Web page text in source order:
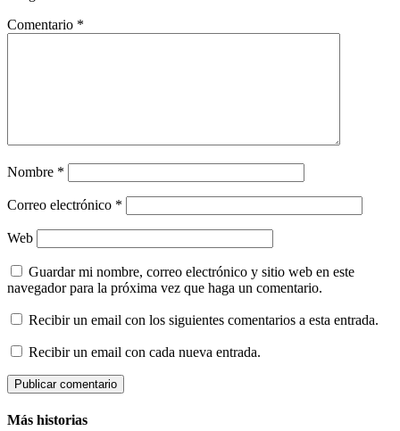
Comentario *
Nombre *
Correo electrónico *
Web
Guardar mi nombre, correo electrónico y sitio web en este
navegador para la próxima vez que haga un comentario.
Recibir un email con los siguientes comentarios a esta entrada.
Recibir un email con cada nueva entrada.
Más historias